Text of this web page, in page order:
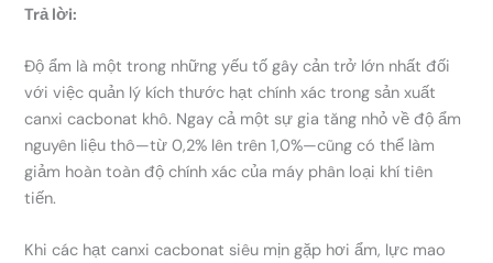
Trả lời:
Độ ẩm là một trong những yếu tố gây cản trở lớn nhất đối
với việc quản lý kích thước hạt chính xác trong sản xuất
canxi cacbonat khô. Ngay cả một sự gia tăng nhỏ về độ ẩm
nguyên liệu thô—từ 0,2% lên trên 1,0%—cũng có thể làm
giảm hoàn toàn độ chính xác của máy phân loại khí tiên
tiến.
Khi các hạt canxi cacbonat siêu mịn gặp hơi ẩm, lực mao